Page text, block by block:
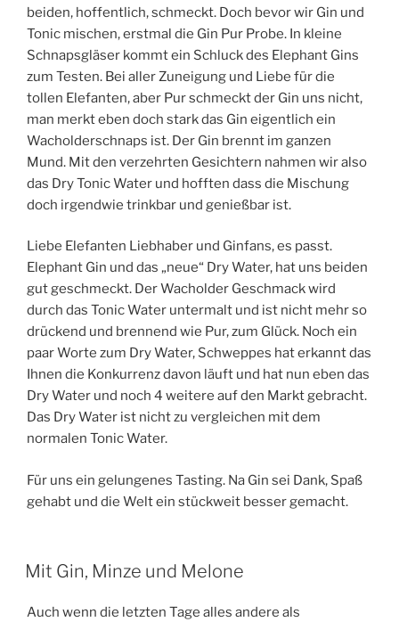
beiden, hoffentlich, schmeckt. Doch bevor wir Gin und
Tonic mischen, erstmal die Gin Pur Probe. In kleine
Schnapsgläser kommt ein Schluck des Elephant Gins
zum Testen. Bei aller Zuneigung und Liebe für die
tollen Elefanten, aber Pur schmeckt der Gin uns nicht,
man merkt eben doch stark das Gin eigentlich ein
Wacholderschnaps ist. Der Gin brennt im ganzen
Mund. Mit den verzehrten Gesichtern nahmen wir also
das Dry Tonic Water und hofften dass die Mischung
doch irgendwie trinkbar und genießbar ist.
Liebe Elefanten Liebhaber und Ginfans, es passt.
Elephant Gin und das „neue“ Dry Water, hat uns beiden
gut geschmeckt. Der Wacholder Geschmack wird
durch das Tonic Water untermalt und ist nicht mehr so
drückend und brennend wie Pur, zum Glück. Noch ein
paar Worte zum Dry Water, Schweppes hat erkannt das
Ihnen die Konkurrenz davon läuft und hat nun eben das
Dry Water und noch 4 weitere auf den Markt gebracht.
Das Dry Water ist nicht zu vergleichen mit dem
normalen Tonic Water.
Für uns ein gelungenes Tasting. Na Gin sei Dank, Spaß
gehabt und die Welt ein stückweit besser gemacht.
Mit Gin, Minze und Melone
Auch wenn die letzten Tage alles andere als